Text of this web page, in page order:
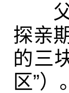
父
探亲
的三
区”）